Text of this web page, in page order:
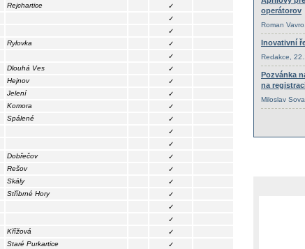
Rejchartice
✓
✓
✓
Rylovka
✓
✓
Dlouhá Ves
✓
Hejnov
✓
Jelení
✓
Komora
✓
Spálené
✓
✓
✓
Dobřečov
✓
Rešov
✓
Skály
✓
Stříbrné Hory
✓
✓
✓
Křížová
✓
Staré Purkartice
✓